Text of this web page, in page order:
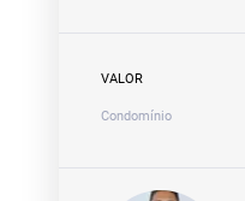
VALOR
Condomínio